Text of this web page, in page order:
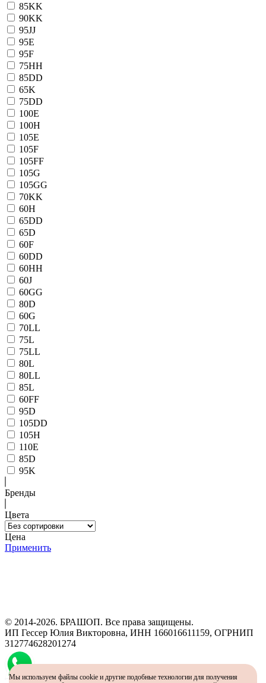
85KK
90KK
95JJ
95E
95F
75HH
85DD
65K
75DD
100E
100H
105E
105F
105FF
105G
105GG
70KK
60H
65DD
65D
60F
60DD
60HH
60J
60GG
80D
60G
70LL
75L
75LL
80L
80LL
85L
60FF
95D
105DD
105H
110E
85D
95K
Бренды
Цвета
Цена
Применить
© 2014-2026. БРАШОП. Все права защищены.
ИП Гессер Юлия Викторовна, ИНН 166016611159, ОГРНИП
312774628201274
Мы используем файлы cookie и другие подобные технологии для получения